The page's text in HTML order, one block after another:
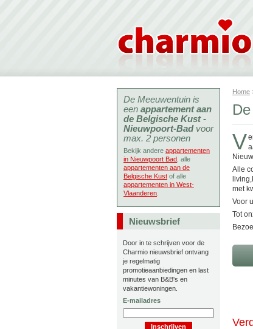
Home
V
Alle
met
Voor
Tot
De Meeuwentuin is
een appartement aan
de Belgische Kust -
Nieuwpoort-Badvoor
max. 2 personen
Bekijk andere appartementen
in Nieuwpoort Bad , alle
appartementen aan de
Belgische Kust of alle
appartementen in West-
Vlaanderen
Nieuwsbrief
Door in te schrijven voor de
Charmio nieuwsbrief ontvang
je regelmatig
promotieaanbiedingen en last
minutes van B&B's en
vakantiewoningen.
E-mailadres